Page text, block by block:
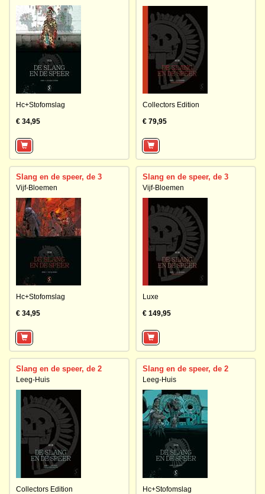
Hc+Stofomslag
€ 34,95
Collectors Edition
€ 79,95
Slang en de speer, de 3
Vijf-Bloemen
Hc+Stofomslag
€ 34,95
Slang en de speer, de 3
Vijf-Bloemen
Luxe
€ 149,95
Slang en de speer, de 2
Leeg-Huis
Collectors Edition
Slang en de speer, de 2
Leeg-Huis
Hc+Stofomslag